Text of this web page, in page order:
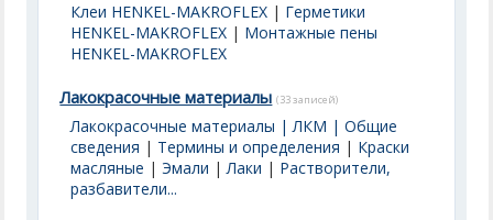
Клеи HENKEL-MAKROFLEX | Герметики
HENKEL-MAKROFLEX | Монтажные пены
HENKEL-MAKROFLEX
Лакокрасочные материалы (33 записей)
Лакокрасочные материалы | ЛКМ | Общие
сведения | Термины и определения | Краски
масляные |Эмали |Лаки | Растворители,
разбавители...